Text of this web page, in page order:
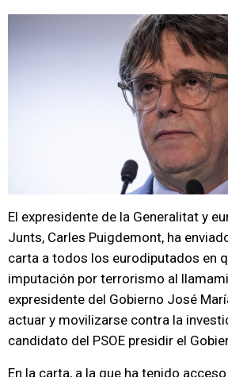
El expresidente de la Generalitat y
Junts, Carles Puigdemont, ha
carta a todos los eurodiputados en
imputación por terrorismo al
expresidente del Gobierno José
actuar y movilizarse contra la
candidato del PSOE presidir el
En la carta, a la que ha tenido